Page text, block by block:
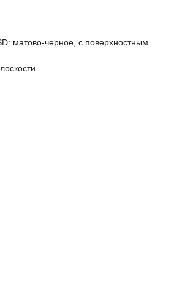
матово-черное, с поверхностным